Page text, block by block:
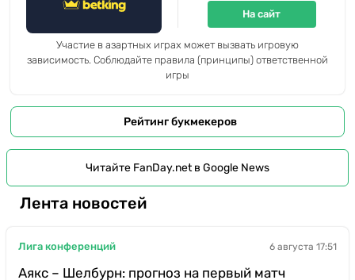
На сайт
Участие в азартных играх может вызвать игровую
зависимость. Соблюдайте правила (принципы) ответственной
игры
Рейтинг букмекеров
Читайте FanDay.net в Google News
Лента новостей
Лига конференций 6 августа 17:51
Аякс – Шелбурн: прогноз на первый матч